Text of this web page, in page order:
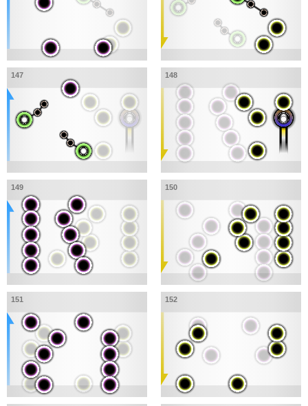
147 148
149 150
151 152